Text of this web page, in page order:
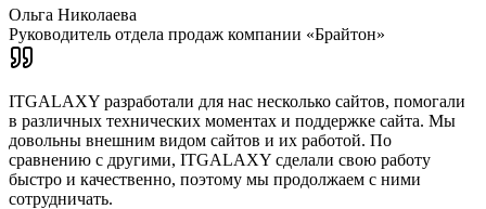
Ольга Николаева
Руководитель отдела продаж компании «Брайтон»
ITGALAXY разработали для нас несколько сайтов, помогали
в различных технических моментах и поддержке сайта. Мы
довольны внешним видом сайтов и их работой. По
сравнению с другими, ITGALAXY сделали свою работу
быстро и качественно, поэтому мы продолжаем с ними
сотрудничать.